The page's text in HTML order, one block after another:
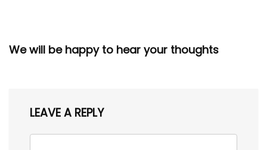
We will be happy to hear your thoughts
LEAVE A REPLY